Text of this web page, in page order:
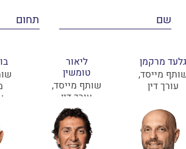
גלעד מרקמן
מייסד,
עורך דין
ליאור
טומשין
שותף מייסד,
עורך דין